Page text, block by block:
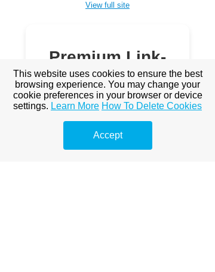
View full site
Premium Link-
Building
Services
Explore premium link-building
options to boost your online
visibility.
This website uses cookies to ensure the best
browsing experience. You may change your
cookie preferences in your browser or device
settings. Learn More How To Delete Cookies
Accept